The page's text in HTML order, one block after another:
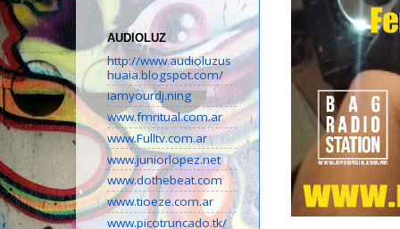
AUDIOLUZ
http://www.audioluzus
huaia.blogspot.com/
iamyourdj.ning
www.fmritual.com.ar
www.Fulltv.com.ar
www.juniorlopez.net
www.dothebeat.com
www.tioeze.com.ar
www.picotruncado.tk/